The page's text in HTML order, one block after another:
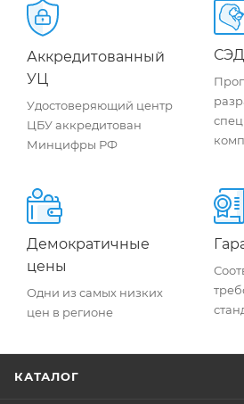
Аккредитованный
УЦ
Удостоверяющий центр
ЦБУ аккредитован
Минцифры РФ
Демократичные
цены
Одни из самых низких
цен в регионе
КАТАЛОГ